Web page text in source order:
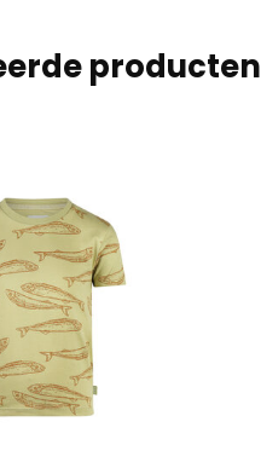
producten